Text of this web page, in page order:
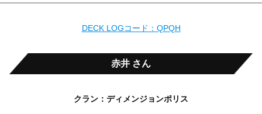
DECK LOGコード：QPQH
赤井 さん
クラン：ディメンジョンポリス